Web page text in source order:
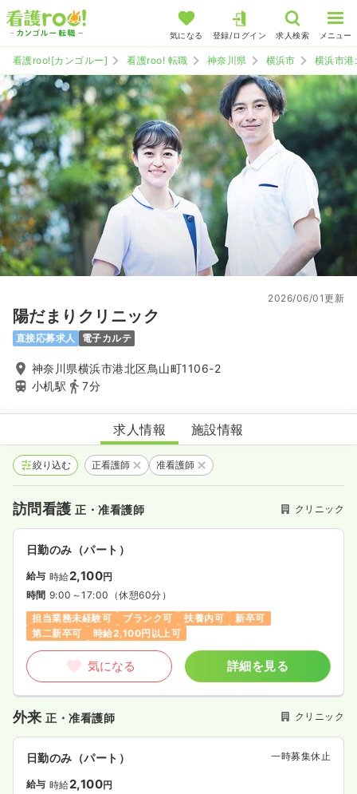
気になる 登録/ログイン 求人検索 メニュー
看護roo![カンゴルー] 看護roo! 転職 神奈川県 横浜市 横浜市港
陽だまりクリニック
2026/06/01更新
直接応募求人 電子カルテ
神奈川県横浜市港北区鳥山町1106-2
小机駅
7分
陽だまりクリニック
求人情報 施設情報
絞り込む 正看護師 准看護師
訪問看護正・准看護師 クリニック
日勤のみ（パート）
給与 時給2,100円
時間 9:00～17:00 （休憩60分）
担当業務未経験可
ブランク可 扶養内可
新卒可
第二新卒可
時給2,100円以上可
気になる 詳細を見る
外来正・准看護師 クリニック
日勤のみ（パート） 一時募集休止
給与 時給2,100円